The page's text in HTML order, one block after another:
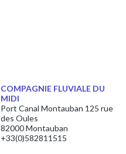
COMPAGNIE FLUVIALE DU
MIDI
Port Canal Montauban 125 rue
des Oules
82000 Montauban
+33(0)582811515